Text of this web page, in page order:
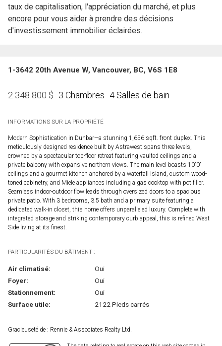
taux de capitalisation, l'appréciation du marché, et plus
encore pour vous aider à prendre des décisions
d'investissement immobilier éclairées.
1-3642 20th Avenue W, Vancouver, BC, V6S 1E8
2 348 800 $ 3 Chambres 4 Salles de bain
INFORMATIONS SUR LA PROPRIÉTÉ
Modern Sophistication in Dunbar—a stunning 1,656 sqft. front duplex. This
meticulously designed residence built by Astrawest spans three levels,
crowned by a spectacular top-floor retreat featuring vaulted ceilings and a
private balcony with expansive northern views. The main level boasts 10'0"
ceilings and a gourmet kitchen anchored by a waterfall island, custom wood-
toned cabinetry, and Miele appliances including a gas cooktop with pot filler.
Seamless indoor-outdoor flow leads through oversized doors to a spacious
private patio. With 3 bedrooms, 3.5 bath and a primary suite featuring a
dedicated walk-in closet, this home offers unparalleled luxury. Complete with
integrated storage and striking contemporary curb appeal, this is refined West
Side living at its finest.
PARTICULARITÉS DU BÂTIMENT :
Air climatisé:
Oui
Foyer:
Oui
Stationnement:
Oui
Surface utile:
2122 Pieds carrés
Gracieuseté de : Rennie & Associates Realty Ltd.